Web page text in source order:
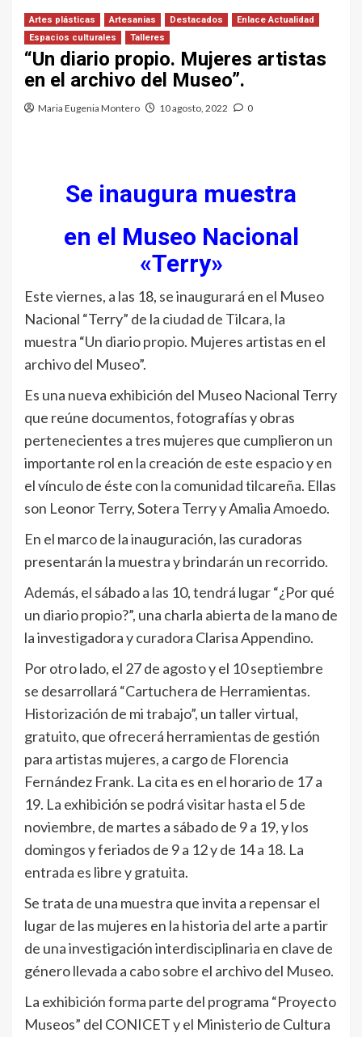
Artes plásticas Artesanias Destacados
Enlace Actualidad
Espacios culturales
Talleres
“Un diario propio. Mujeres artistas
en el archivo del Museo”.
Maria Eugenia Montero 10 agosto, 2022 0
Se inaugura muestra
en el Museo Nacional
«Terry»
Este viernes, a las 18, se inaugurará en el Museo
Nacional “Terry” de la ciudad de Tilcara, la
muestra “Un diario propio. Mujeres artistas en el
archivo del Museo”.
Es una nueva exhibición del Museo Nacional Terry
que reúne documentos, fotografías y obras
pertenecientes a tres mujeres que cumplieron un
importante rol en la creación de este espacio y en
el vínculo de éste con la comunidad tilcareña. Ellas
son Leonor Terry, Sotera Terry y Amalia Amoedo.
En el marco de la inauguración, las curadoras
presentarán la muestra y brindarán un recorrido.
Además, el sábado a las 10, tendrá lugar “¿Por qué
un diario propio?”, una charla abierta de la mano de
la investigadora y curadora Clarisa Appendino.
Por otro lado, el 27 de agosto y el 10 septiembre
se desarrollará “Cartuchera de Herramientas.
Historización de mi trabajo”, un taller virtual,
gratuito, que ofrecerá herramientas de gestión
para artistas mujeres, a cargo de Florencia
Fernández Frank. La cita es en el horario de 17 a
19. La exhibición se podrá visitar hasta el 5 de
noviembre, de martes a sábado de 9 a 19, y los
domingos y feriados de 9 a 12 y de 14 a 18. La
entrada es libre y gratuita.
Se trata de una muestra que invita a repensar el
lugar de las mujeres en la historia del arte a partir
de una investigación interdisciplinaria en clave de
género llevada a cabo sobre el archivo del Museo.
La exhibición forma parte del programa “Proyecto
Museos” del CONICET y el Ministerio de Cultura